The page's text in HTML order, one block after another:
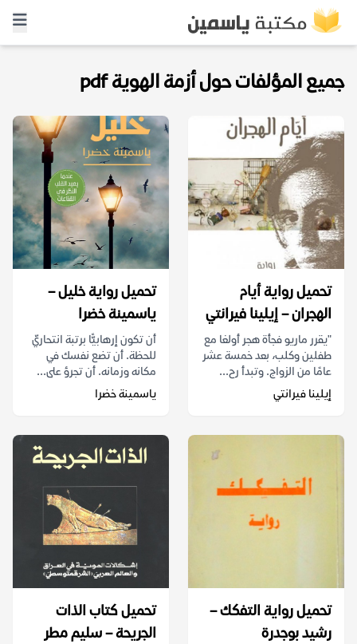
جميع المؤلفات حول أزمة الهوية pdf
تحميل رواية أيام
الهجران – إيلينا فيرانتي
"يقرر ماريو فجأة هجر أولغا مع
طفلين وكلب، بعد خمسة عشر
عامًا من الزواج. وتبدأ رح...
إيلينا فيرانتي
تحميل رواية خليل –
ياسمينة خضرا
أن تكون إرهابيًّا برتبة انتحاريّ
للحظة. أن تضع نفسك في
مكانه وزمانه. أن تجرؤ على...
ياسمينة خضرا
تحميل رواية التفكك –
رشيد بوجدرة
تحميل كتاب الذات
الجريحة – سليم مطر